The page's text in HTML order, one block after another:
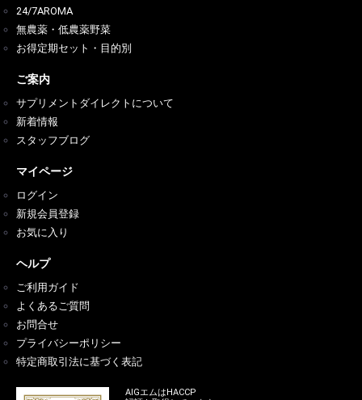
24/7AROMA
無農薬・低農薬野菜
お得定期セット・目的別
ご案内
サプリメントダイレクトについて
新着情報
スタッフブログ
マイページ
ログイン
新規会員登録
お気に入り
ヘルプ
ご利用ガイド
よくあるご質問
お問合せ
プライバシーポリシー
特定商取引法に基づく表記
AIGエムはHACCP